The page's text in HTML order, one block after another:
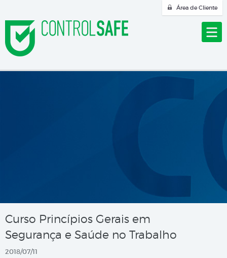
Área de Cliente
Curso Princípios Gerais em
Segurança e Saúde no Trabalho
2018/07/11